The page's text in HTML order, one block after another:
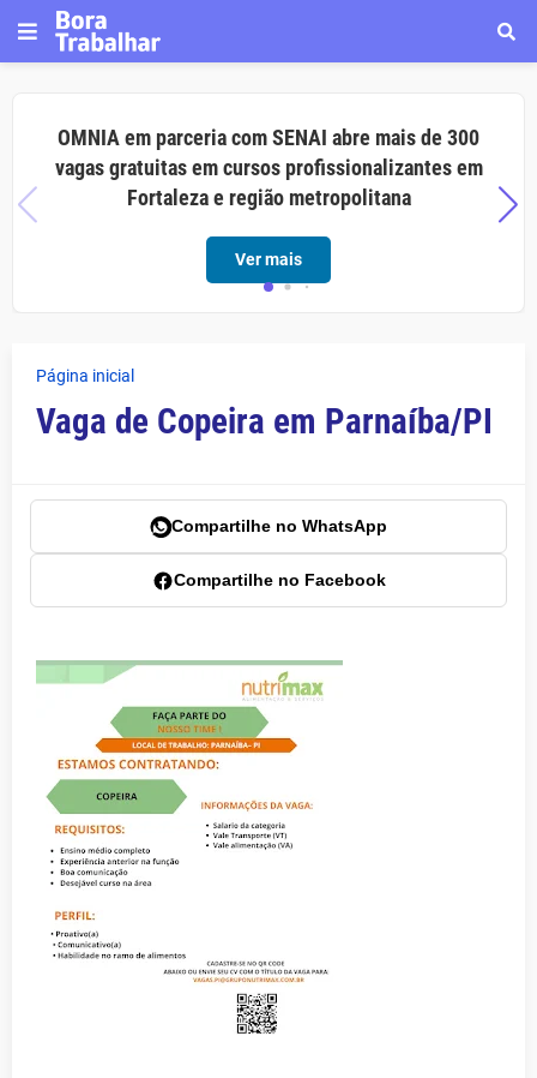
OMNIA em parceria com SENAI abre mais de 300
vagas gratuitas em cursos profissionalizantes em
Fortaleza e região metropolitana
Ver mais
Página inicial
Vaga de Copeira em Parnaíba/PI
Compartilhe no WhatsApp
Compartilhe no Facebook